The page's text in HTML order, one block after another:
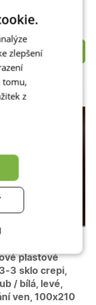
Kč
Detail
plastové
3 sklo crepi,
/ bílá, levé,
ven, 100x210
zlepšení
tomu,
z